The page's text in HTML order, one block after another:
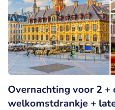
Overnachting voor 2 +
welkomstdrankje +